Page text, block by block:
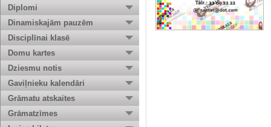
Diplomi
Dinamiskajām pauzēm
Disciplīnai klasē
Domu kartes
Dziesmu notis
Gaviļnieku kalendāri
Grāmatu atskaites
Grāmatzīmes